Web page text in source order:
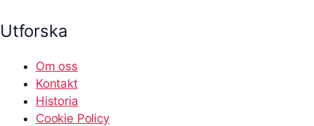
Utforska
Om oss
Kontakt
Historia
Cookie Policy